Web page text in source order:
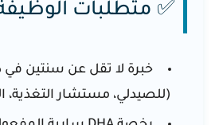
✅ متطلبات
خبرة لا تقل عن سنتين في
(للصيدلي، مستشار التغذية،